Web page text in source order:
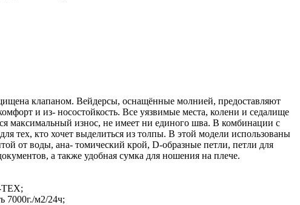
клапаном. Вейдерсы, оснащённые молнией, предоставляют
и из- носостойкость. Все уязвимые места, колени и седалище
максимальный износ, не имеет ни единого шва. В комбинации с
тех, кто хочет выделиться из толпы. В этой модели использованы
от воды, ана- томический крой, D-образные петли, петли для
а также удобная сумка для ношения на плече.
TEX;
7000г./м2/24ч;